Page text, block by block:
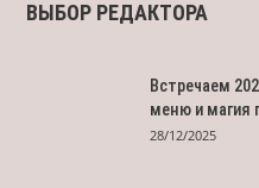
ВЫБОР РЕДАКТОРА
Встречаем
меню и магия
28/12/2025